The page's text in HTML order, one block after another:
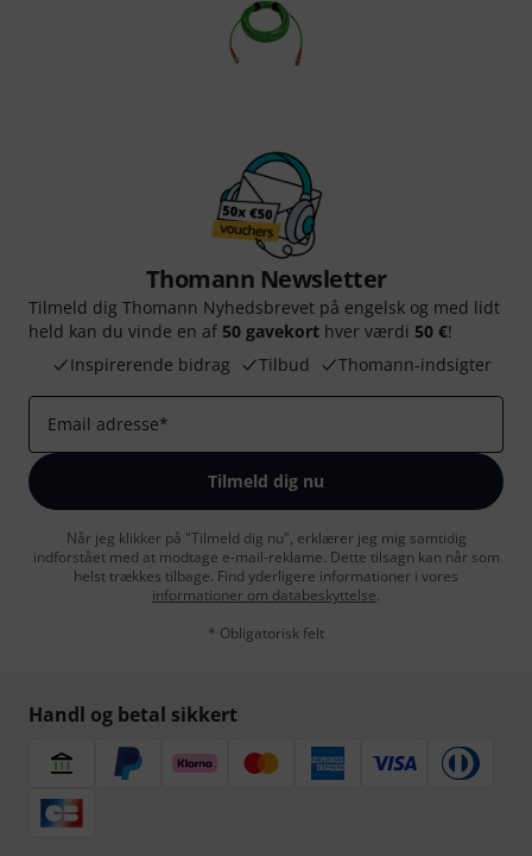
Thomann Newsletter
Tilmeld dig Thomann Nyhedsbrevet på engelsk og med lidt
held kan du vinde en af 50 gavekort hver værdi 50 €!
Inspirerende bidrag
Tilbud Thomann-indsigter
Email adresse*
Tilmeld dig nu
Når jeg klikker på "Tilmeld dig nu", erklærer jeg mig samtidig
indforstået med at modtage e-mail-reklame. Dette tilsagn kan når som
helst trækkes tilbage. Find yderligere informationer i vores
informationer om databeskyttelse.
* Obligatorisk felt
Handl og betal sikkert